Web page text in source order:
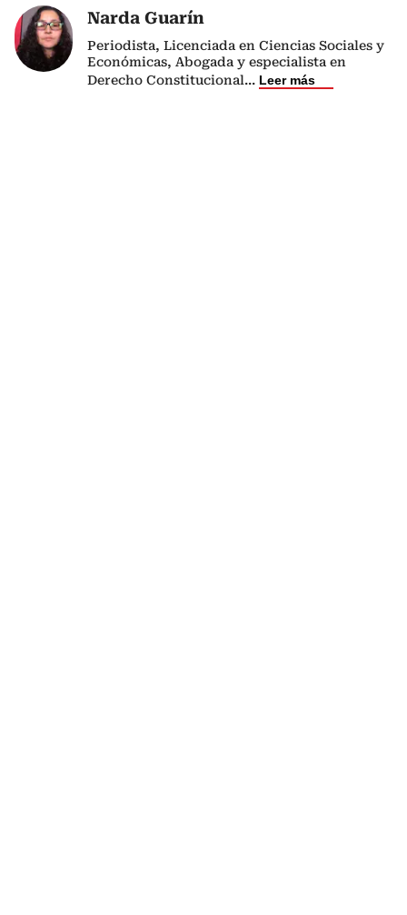
Narda Guarín
Periodista, Licenciada en Ciencias Sociales y
Económicas, Abogada y especialista en
Derecho Constitucional... Leer más